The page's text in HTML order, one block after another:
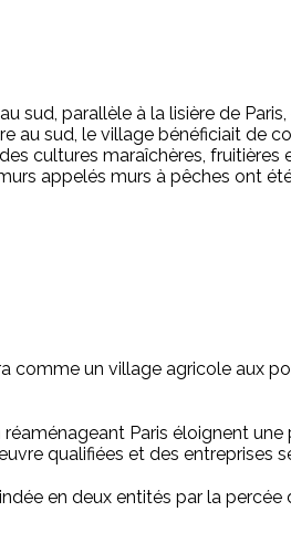
sud, parallèle à la lisière de
au sud, le village bénéficiait
cultures maraîchères,
appelés murs à pêches ont
comme un village agricole aux
Paris éloignent
qualifiées et des
en deux entités par la